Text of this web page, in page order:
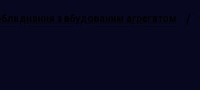
з вбудованим агрегатом /